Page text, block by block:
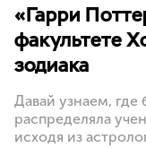
«Гарри
факультете
зодиака
Давай узнаем,
распределяла
исходя из